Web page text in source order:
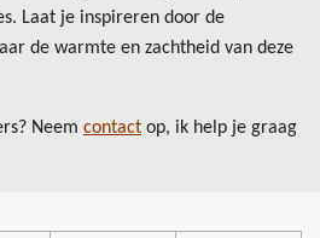
Laat je inspireren door de
de warmte en zachtheid van deze
Neem contact op, ik help je graag